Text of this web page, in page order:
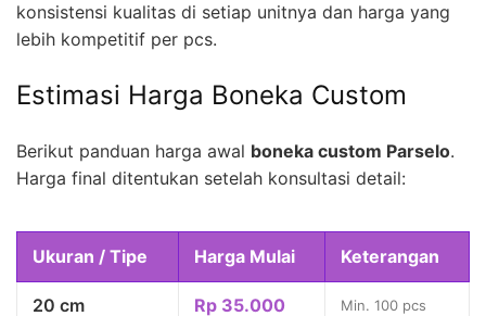
konsistensi kualitas di setiap unitnya dan harga yang
lebih kompetitif per pcs.
Estimasi Harga Boneka Custom
Berikut panduan harga awal boneka custom Parselo.
Harga final ditentukan setelah konsultasi detail:
Ukuran / Tipe Harga Mulai Keterangan
20 cm Rp 35.000 Min. 100 pcs